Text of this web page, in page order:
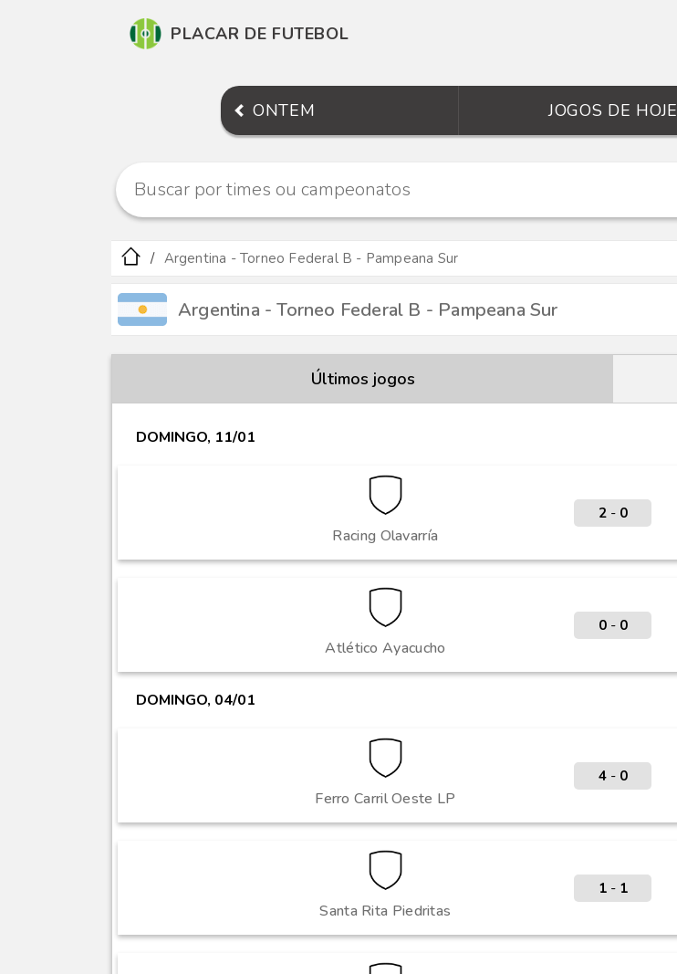
PLACAR DE FUTEBOL
ONTEM JOGOS DE HOJE
Argentina - Torneo Federal B - Pampeana Sur
Argentina - Torneo Federal B - Pampeana Sur
Últimos jogos
DOMINGO, 11/01
Racing Olavarría
2- 0
Atlético Ayacucho
0- 0
DOMINGO, 04/01
Ferro Carril Oeste LP
4- 0
Santa Rita Piedritas
1- 1